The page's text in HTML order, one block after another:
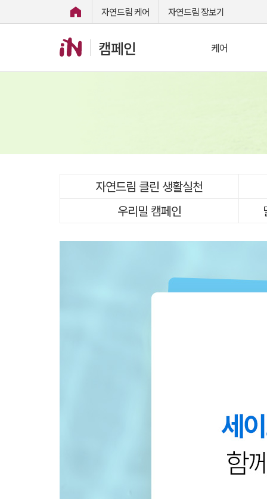
자연드림 케어 자연드림 장보기
캠페인 케어
자연드림 클린 생활실천
우리밀 캠페인